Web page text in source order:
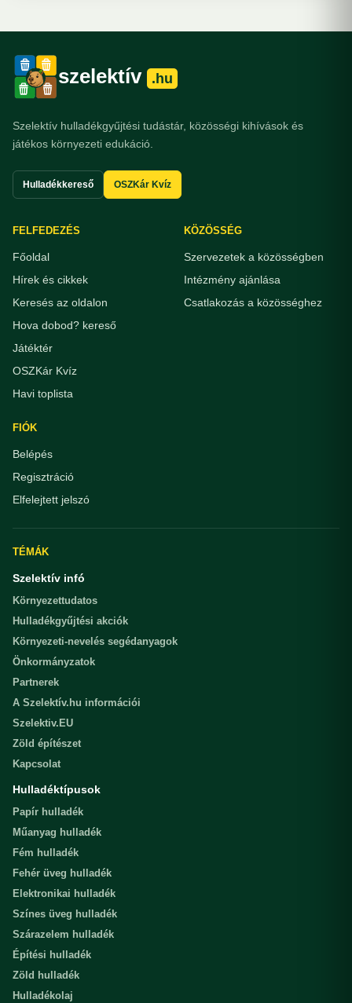
szelektív .hu
Szelektív hulladékgyűjtési tudástár, közösségi kihívások és
játékos környezeti edukáció.
Hulladékkereső OSZKár Kvíz
FELFEDEZÉS
Főoldal
Hírek és cikkek
Keresés az oldalon
Hova dobod? kereső
Játéktér
OSZKár Kvíz
Havi toplista
KÖZÖSSÉG
Szervezetek a közösségben
Intézmény ajánlása
Csatlakozás a közösséghez
FIÓK
Belépés
Regisztráció
Elfelejtett jelszó
TÉMÁK
Szelektív infó
Környezettudatos
Hulladékgyűjtési akciók
Környezeti-nevelés segédanyagok
Önkormányzatok
Partnerek
A Szelektív.hu információi
Szelektiv.EU
Zöld építészet
Kapcsolat
Hulladéktípusok
Papír hulladék
Műanyag hulladék
Fém hulladék
Fehér üveg hulladék
Elektronikai hulladék
Színes üveg hulladék
Szárazelem hulladék
Építési hulladék
Zöld hulladék
Hulladékolaj